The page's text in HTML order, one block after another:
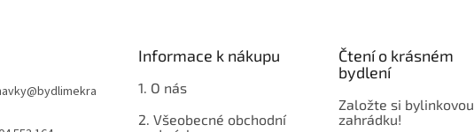
@bydlimekra
Informace k nákupu
1. O nás
2. Všeobecné obchodní
Čtení o krásném
bydlení
Založte si bylinkovou
zahrádku!